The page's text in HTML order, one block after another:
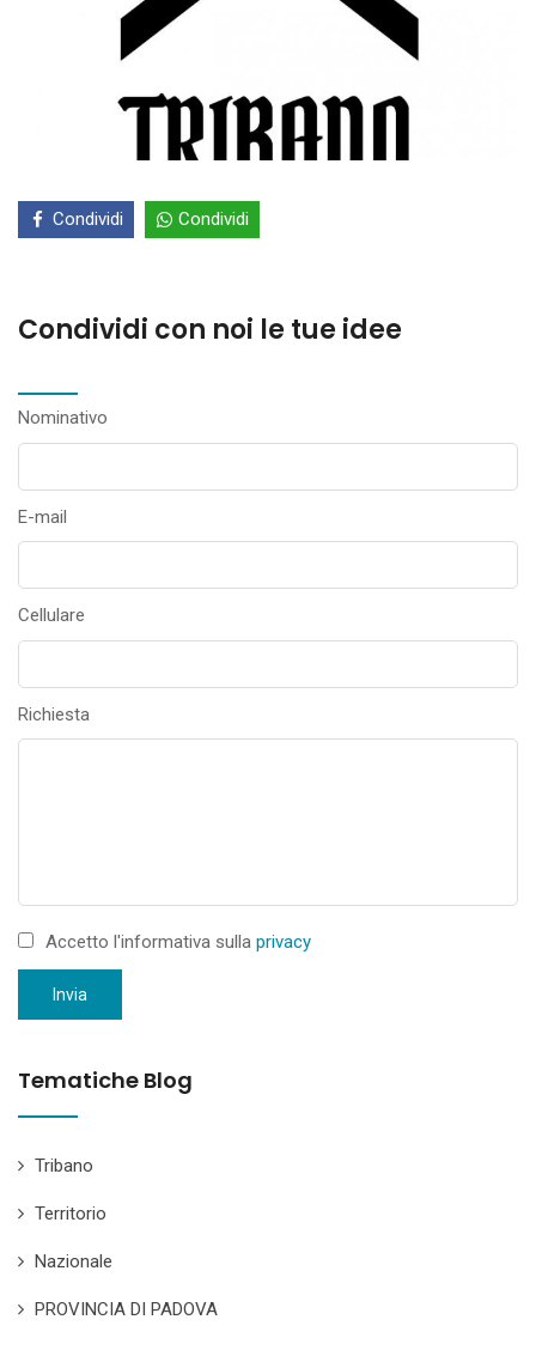
Condividi Condividi
Condividi con noi le tue idee
Nominativo
E-mail
Cellulare
Richiesta
Accetto l'informativa sulla privacy
Invia
Tematiche Blog
Tribano
Territorio
Nazionale
PROVINCIA DI PADOVA